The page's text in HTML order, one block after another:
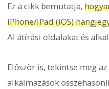
Ez a cikk bemutatja,
iPhone/iPad (iOS)
AI átírási oldalakat és
Először is, tekintse meg
alkalmazások